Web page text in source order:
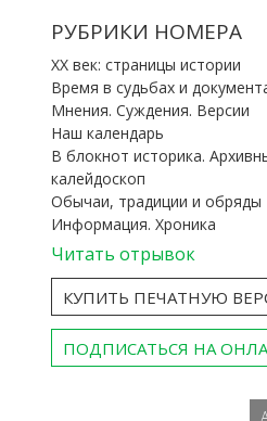
РУБРИКИ НОМЕРА
ХХ век: страницы истории
Время в судьбах и
Мнения. Суждения. Версии
Наш календарь
В блокнот историка.
калейдоскоп
Обычаи, традиции и обряды
Информация. Хроника
Читать отрывок
КУПИТЬ ПЕЧАТНУЮ
ПОДПИСАТЬСЯ НА